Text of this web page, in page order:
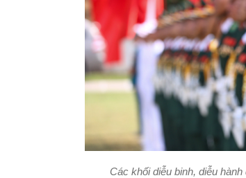
Các khối diễu binh, diễu